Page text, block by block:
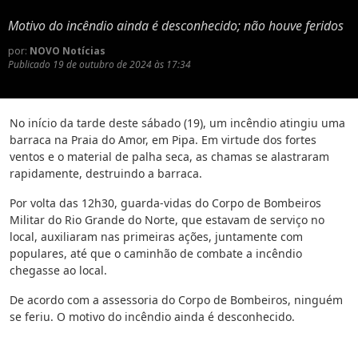
Motivo do incêndio ainda é desconhecido; não houve feridos
por: NOVO Notícias
Publicado 19 de outubro de 2024 às 17:34
No início da tarde deste sábado (19), um incêndio atingiu uma
barraca na Praia do Amor, em Pipa. Em virtude dos fortes
ventos e o material de palha seca, as chamas se alastraram
rapidamente, destruindo a barraca.
Por volta das 12h30, guarda-vidas do Corpo de Bombeiros
Militar do Rio Grande do Norte, que estavam de serviço no
local, auxiliaram nas primeiras ações, juntamente com
populares, até que o caminhão de combate a incêndio
chegasse ao local.
De acordo com a assessoria do Corpo de Bombeiros, ninguém
se feriu. O motivo do incêndio ainda é desconhecido.